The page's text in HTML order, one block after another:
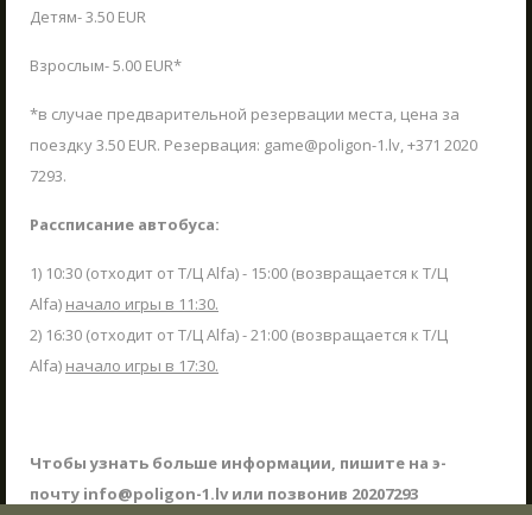
Детям- 3.50 EUR
Взрослым- 5.00 EUR*
*в случае предварительной резервации места, цена за
поездку 3.50 EUR. Резервация: game@poligon-1.lv, +371 2020
7293.
Рассписание автобуса:
1) 10:30 (отходит от Т/Ц Alfa) - 15:00 (возвращается к Т/Ц
Alfa) начало игры в 11:30.
2) 16:30 (отходит от T/Ц Alfa) - 21:00 (возвращается к T/Ц
Alfa) начало игры в 17:30.
Чтобы узнать больше информации, пишите на э-
почту info@poligon-1.lv или позвонив 20207293
Лазертаг в Сигулде
Экшн-квест "БУНКЕР"!
Детские мероприятия
Открытые игры
Выездная Лазертаг игра
Подарочные карты
Сценарии
03.06.2025
Poligon 1. Это прекрасное место как для
групповых мероприятий, включая
тимбилдинг, празднование дней рождения и